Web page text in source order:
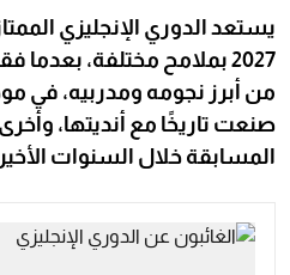
2027 بملامح مختلفة،
من أبرز نجومه ومدربيه، في
صنعت تاريخًا مع أنديتها،
المسابقة خلال السنوات